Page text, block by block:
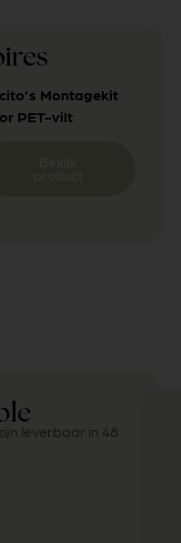
Montagekit
PET-vilt
leverbaar in 48